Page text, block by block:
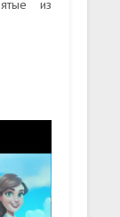
из